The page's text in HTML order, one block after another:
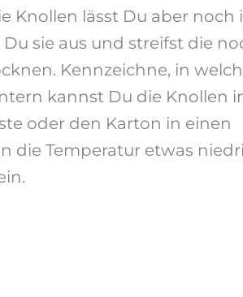
Knollen lässt Du aber noch
sie aus und streifst die
Kennzeichne, in
kannst Du die Knollen
oder den Karton in einen
die Temperatur etwas